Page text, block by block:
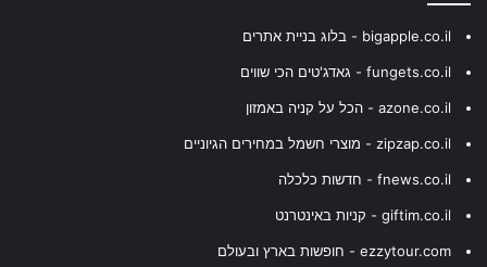
bigapple.co.il - בלוג בניית אתרים
fungets.co.il - גאדג'טים הכי שווים
azone.co.il - הכל על קניה באמזון
zipzap.co.il - מוצרי חשמל במחירים הגיוניים
fnews.co.il - חדשות כלכלה
giftim.co.il - קניות באינטרנט
ezzytour.com - חופשות בארץ ובעולם